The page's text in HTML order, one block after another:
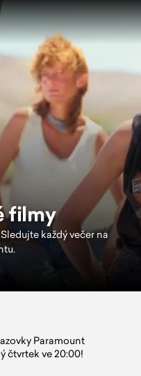
filmy
každý večer na
Paramount
čtvrtek ve 20:00!